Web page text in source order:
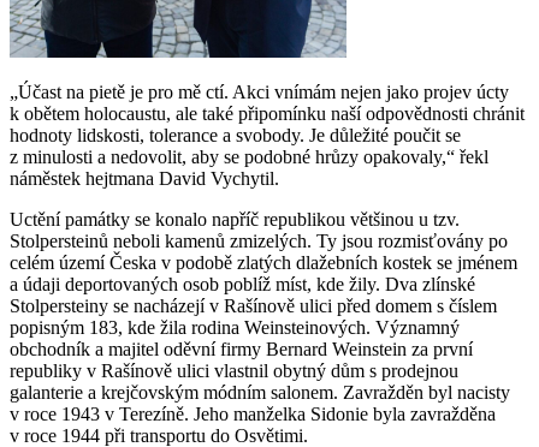
„Účast na pietě je pro mě ctí. Akci vnímám nejen jako projev úcty
k obětem holocaustu, ale také připomínku naší odpovědnosti chránit
hodnoty lidskosti, tolerance a svobody. Je důležité poučit se
z minulosti a nedovolit, aby se podobné hrůzy opakovaly,“ řekl
náměstek hejtmana David Vychytil.
Uctění památky se konalo napříč republikou většinou u tzv.
Stolpersteinů neboli kamenů zmizelých. Ty jsou rozmisťovány po
celém území Česka v podobě zlatých dlažebních kostek se jménem
a údaji deportovaných osob poblíž míst, kde žily. Dva zlínské
Stolpersteiny se nacházejí v Rašínově ulici před domem s číslem
popisným 183, kde žila rodina Weinsteinových. Významný
obchodník a majitel oděvní firmy Bernard Weinstein za první
republiky v Rašínově ulici vlastnil obytný dům s prodejnou
galanterie a krejčovským módním salonem. Zavražděn byl nacisty
v roce 1943 v Terezíně. Jeho manželka Sidonie byla zavražděna
v roce 1944 při transportu do Osvětimi.